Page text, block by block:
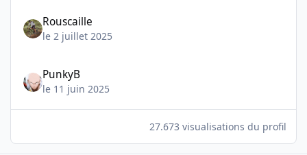
Rouscaille
le 2 juillet 2025
PunkyB
le 11 juin 2025
27.673 visualisations du profil